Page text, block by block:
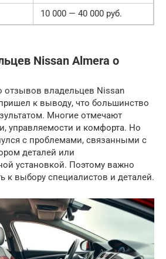
10 000 — 40 000 руб.
Nissan Almera о
отзывов владельцев Nissan
к выводу, что большинство
Многие отмечают
управляемости и комфорта. Но
с проблемами, связанными с
деталей или
установкой. Поэтому важно
к выбору специалистов и деталей.